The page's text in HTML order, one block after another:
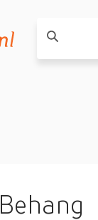
Behang